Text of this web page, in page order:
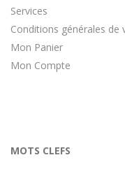
Services
Conditions générales de
Mon Panier
Mon Compte
MOTS CLEFS